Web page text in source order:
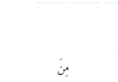
مِنَ